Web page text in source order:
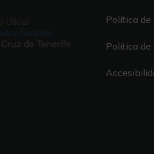
Política de
Política de